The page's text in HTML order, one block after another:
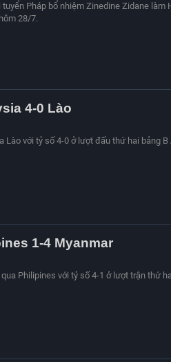
Pháp bổ nhiệm Zinedine Zidane làm
28/7.
4-0 Lào
Lào với tỷ số 4-0 ở lượt đấu thứ hai bảng B
1-4 Myanmar
Philipines với tỷ số 4-1 ở lượt trận thứ